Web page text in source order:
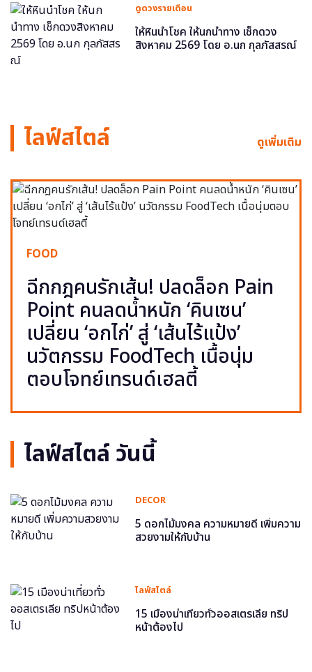
ดูดวงรายเดือน
ให้หินนำโชค ให้นกนำทาง เช็กดวง
สิงหาคม 2569 โดย อ.นก กุลภัสสรณ์
ไลฟ์สไตล์ ดูเพิ่มเติม
FOOD
ฉีกกฎคนรักเส้น! ปลดล็อก Pain
Point คนลดน้ำหนัก ‘คินเซน’
เปลี่ยน ‘อกไก่’ สู่ ‘เส้นไร้แป้ง’
นวัตกรรม FoodTech เนื้อนุ่ม
ตอบโจทย์เทรนด์เฮลตี้
ไลฟ์สไตล์ วันนี้
DECOR
5 ดอกไม้มงคล ความหมายดี เพิ่มความ
สวยงามให้กับบ้าน
ไลฟ์สไตล์
15 เมืองน่าเที่ยวทั่วออสเตรเลีย ทริป
หน้าต้องไป